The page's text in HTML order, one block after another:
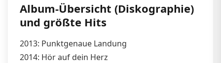
Album-Übersicht (Diskographie)
und größte Hits
2013: Punktgenaue Landung
2014: Hör auf dein Herz